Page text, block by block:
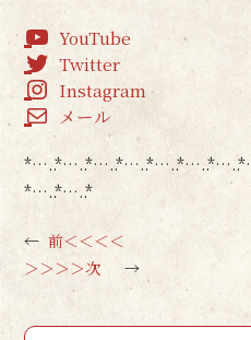
YouTube
Twitter
Instagram
メール
*…..*…..*
← 前＜＜＜＜
＞＞＞＞次
→